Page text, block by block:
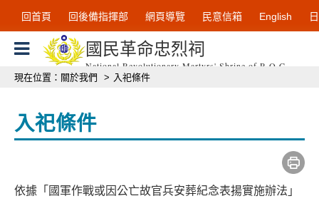
跳到主要內容區塊
回首頁 回後備指揮部 網頁導覽 民意信箱 English
國民革命忠烈祠
National Revolutionary Martyrs' Shrine of R.O.C
現在位置： 關於我們 > 入祀條件
入祀條件
依據「國軍作戰或因公亡故官兵安葬紀念表揚實施辦法」